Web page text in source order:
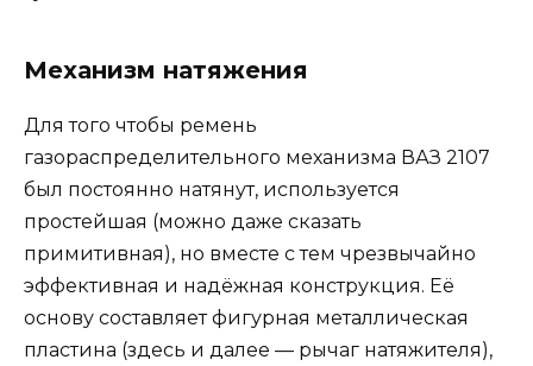
Механизм натяжения
Для того чтобы ремень
газораспределительного механизма ВАЗ 2107
был постоянно натянут, используется
простейшая (можно даже сказать
примитивная), но вместе с тем чрезвычайно
эффективная и надёжная конструкция. Её
основу составляет фигурная металлическая
пластина (здесь и далее — рычаг натяжителя),